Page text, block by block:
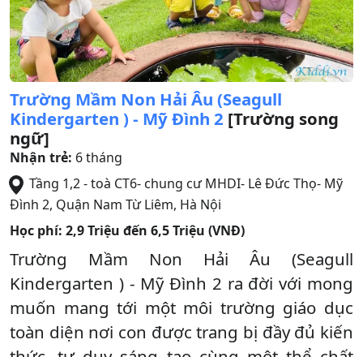
Trường Mầm Non Hải Âu (Seagull
Kindergarten ) - Mỹ Đình 2 [Trường song
ngữ]
Nhận trẻ: 6 tháng
Tầng 1,2 - toà CT6- chung cư MHDI- Lê Đức Thọ- Mỹ
Đình 2, Quận Nam Từ Liêm, Hà Nội
Học phí: 2,9 Triệu đến 6,5 Triệu (VNĐ)
Trường Mầm Non Hải Âu (Seagull
Kindergarten ) - Mỹ Đình 2 ra đời với mong
muốn mang tới một môi trường giáo dục
toàn diện nơi con được trang bị đầy đủ kiến